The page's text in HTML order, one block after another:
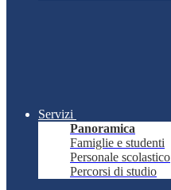
Servizi
Panoramica
Famiglie e studenti
Personale scolastico
Percorsi di studio